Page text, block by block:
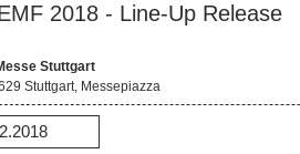
2018 - Line-Up Release
Stuttgart
Stuttgart, Messepiazza